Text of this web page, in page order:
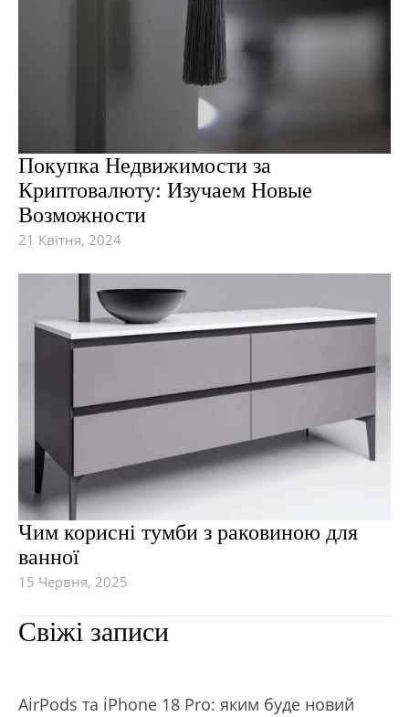
Покупка Недвижимости за
Криптовалюту: Изучаем Новые
Возможности
21 Квітня, 2024
Чим корисні тумби з раковиною для
ванної
15 Червня, 2025
Свіжі записи
АirРods та iРhone 18 Рro: яким буде новий